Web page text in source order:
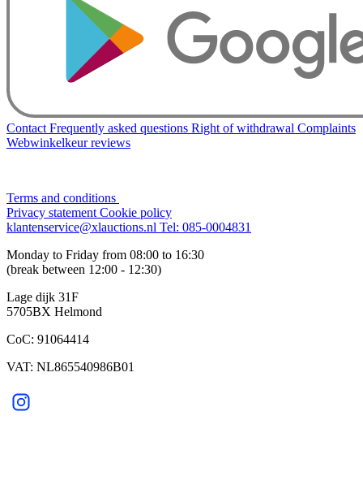
Contact Frequently asked questions Right of withdrawal Complaints
Webwinkelkeur reviews
Terms and conditions
Privacy statement Cookie policy
klantenservice@xlauctions.nl Tel: 085-0004831
Monday to Friday from 08:00 to 16:30
(break between 12:00 - 12:30)
Lage dijk 31F
5705BX Helmond
CoC: 91064414
VAT: NL865540986B01